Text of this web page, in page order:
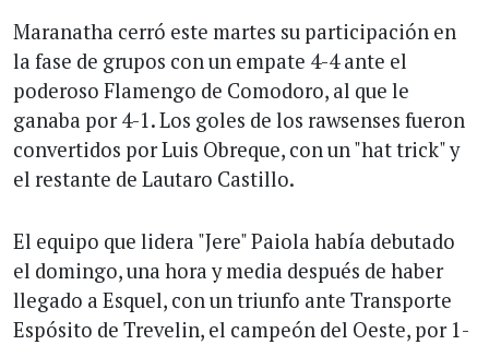
Maranatha cerró este martes su participación en
la fase de grupos con un empate 4-4 ante el
poderoso Flamengo de Comodoro, al que le
ganaba por 4-1. Los goles de los rawsenses fueron
convertidos por Luis Obreque, con un "hat trick" y
el restante de Lautaro Castillo.
El equipo que lidera "Jere" Paiola había debutado
el domingo, una hora y media después de haber
llegado a Esquel, con un triunfo ante Transporte
Espósito de Trevelin, el campeón del Oeste, por 1-